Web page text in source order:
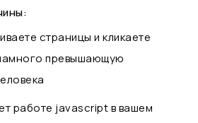
страницы и кликаете
превышающую
работе javascript в вашем